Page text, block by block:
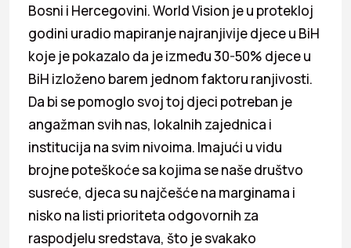
Bosni i Hercegovini. World Vision je u protekloj
godini uradio mapiranje najranjivije djece u BiH
koje je pokazalo da je između 30-50% djece u
BiH izloženo barem jednom faktoru ranjivosti.
Da bi se pomoglo svoj toj djeci potreban je
angažman svih nas, lokalnih zajednica i
institucija na svim nivoima. Imajući u vidu
brojne poteškoće sa kojima se naše društvo
susreće, djeca su najčešće na marginama i
nisko na listi prioriteta odgovornih za
raspodjelu sredstava, što je svakako